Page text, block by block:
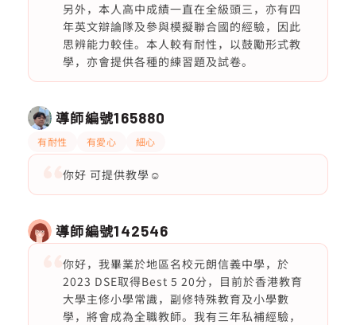
另外，本人高中成績一直在全級頭三，亦有四
年英文辯論隊及參與模擬聯合國的經驗，因此
思辨能力較佳。本人較有耐性，以鼓勵形式教
學，亦會提供各種的練習題及試卷。
導師編號165880
有耐性 有愛心 細心
你好 可提供教學☺️
導師編號142546
你好，我畢業於地區名校元朗信義中學，於
2023 DSE取得Best 5 20分，目前於香港教育
大學主修小學常識，副修特殊教育及小學數
學，將會成為全職教師。我有三年私補經驗，